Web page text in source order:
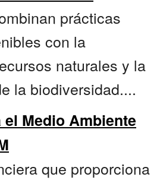
prácticas
con la
naturales y la
la biodiversidad....
el Medio Ambiente
que proporciona